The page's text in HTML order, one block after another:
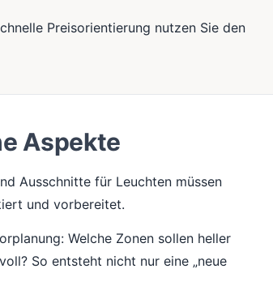
Preisorientierung nutzen Sie den
Aspekte
Ausschnitte für Leuchten müssen
und vorbereitet.
Welche Zonen sollen heller
So entsteht nicht nur eine „neue